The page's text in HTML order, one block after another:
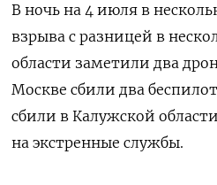
В ночь на 4 июля в
взрыва с разницей в
области заметили два
Москве сбили два
сбили в Калужской
на экстренные службы.